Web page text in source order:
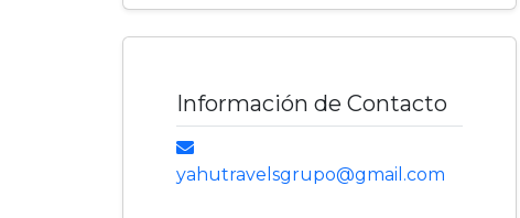
Información de Contacto
yahutravelsgrupo@gmail.com